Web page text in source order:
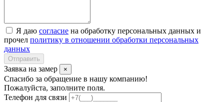
Я даю согласие на обработку персональных данных и
прочел политику в отношении обработки персональных
данных
Отправить
Заявка на замер ×
Спасибо за обращение в нашу компанию!
Пожалуйста, заполните поля.
Телефон для связи